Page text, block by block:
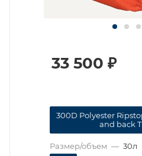
33 500 ₽
300D Polyester
and back
Размер/объем — 30л